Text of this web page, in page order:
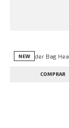
NEW
COMPRAR
R$
R$ 116,33